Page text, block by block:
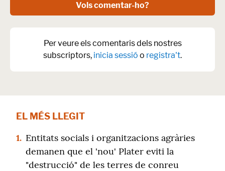
Vols comentar-ho?
Per veure els comentaris dels nostres
subscriptors, inicia sessió o registra't.
EL MÉS LLEGIT
1. Entitats socials i organitzacions agràries
demanen que el 'nou' Plater eviti la
"destrucció" de les terres de conreu